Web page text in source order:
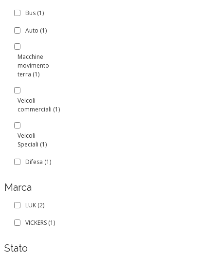
Bus (1)
Auto (1)
Macchine
movimento
terra (1)
Veicoli
commerciali (1)
Veicoli
Speciali (1)
Difesa (1)
Marca
LUK (2)
VICKERS (1)
Stato